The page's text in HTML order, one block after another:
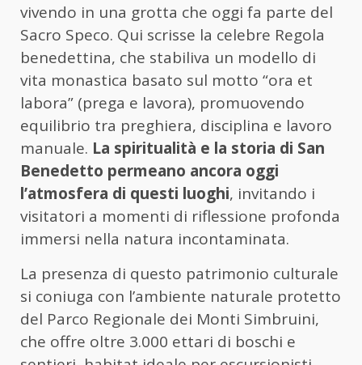
vivendo in una grotta che oggi fa parte del
Sacro Speco. Qui scrisse la celebre Regola
benedettina, che stabiliva un modello di
vita monastica basato sul motto “ora et
labora” (prega e lavora), promuovendo
equilibrio tra preghiera, disciplina e lavoro
manuale. La spiritualità e la storia di San
Benedetto permeano ancora oggi
l’atmosfera di questi luoghi, invitando i
visitatori a momenti di riflessione profonda
immersi nella natura incontaminata.
La presenza di questo patrimonio culturale
si coniuga con l’ambiente naturale protetto
del Parco Regionale dei Monti Simbruini,
che offre oltre 3.000 ettari di boschi e